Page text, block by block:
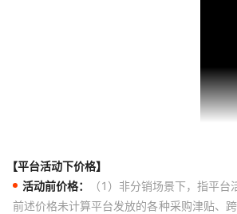
【平台活动下价格】
活动前价格：
（1）非分销场景下，指平
前述价格未计算平台发放的各种采购津贴、